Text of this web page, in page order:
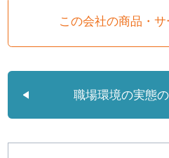
この会社の商品・
職場環境の実態